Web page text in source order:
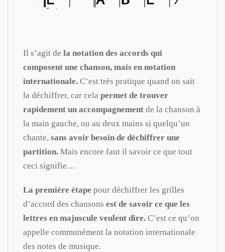
Il s’agit de la notation des accords qui
composent une chanson, mais en notation
internationale. C’est très pratique quand on sait
la déchiffrer, car cela permet de trouver
rapidement un accompagnement de la chanson à
la main gauche, ou au deux mains si quelqu’un
chante, sans avoir besoin de déchiffrer une
partition. Mais encore faut il savoir ce que tout
ceci signifie…
La première étape pour déchiffrer les grilles
d’accord des chansons est de savoir ce que les
lettres en majuscule veulent dire. C’est ce qu’on
appelle communément la notation internationale
des notes de musique.